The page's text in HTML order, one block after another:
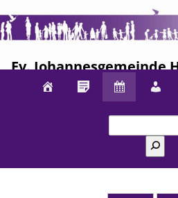
Ev. Johannesgemeinde